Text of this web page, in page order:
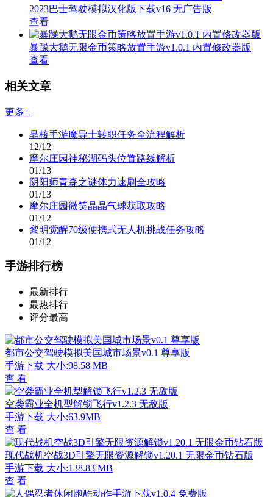
2023巴士驾驶模拟汉化版下载v16 无广告版
查看
暴躁大鹅无限金币策略放置手游v1.0.1 内置修改器版
查看
相关文章
更多+
晶核手游魔导士转职任务全流程解析
12/12
摩尔庄园神秘湖码头位置路线解析
01/13
阴阳师青森之谜体力速刷全攻略
01/13
摩尔庄园微笑晶晶气球获取攻略
01/12
黎明觉醒70级便携式无人机挑战任务攻略
01/12
手游排行榜
最新排行
最热排行
评分最高
都市公交驾驶模拟美国城市场景v0.1 尊享版
手游下载 大小:98.58 MB
查 看
空袭霸业全机型解锁飞行v1.2.3 无敌版
手游下载 大小:63.9MB
查 看
现代战机空战3D引擎无限资源解锁v1.20.1 无限金币钻石版
手游下载 大小:138.83 MB
查 看